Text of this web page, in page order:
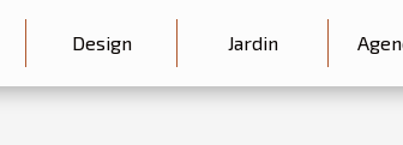
Design Jardin